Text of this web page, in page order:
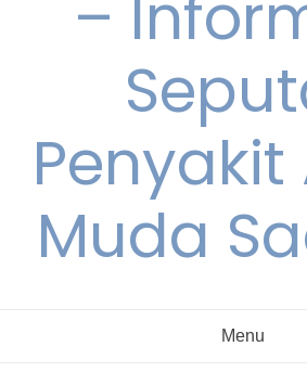
–
Penyakit
Muda
Menu